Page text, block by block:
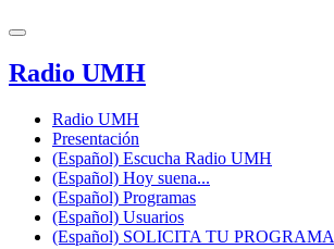
Radio UMH
Radio UMH
Presentación
(Español) Escucha Radio UMH
(Español) Hoy suena...
(Español) Programas
(Español) Usuarios
(Español) SOLICITA TU PROGRAMA